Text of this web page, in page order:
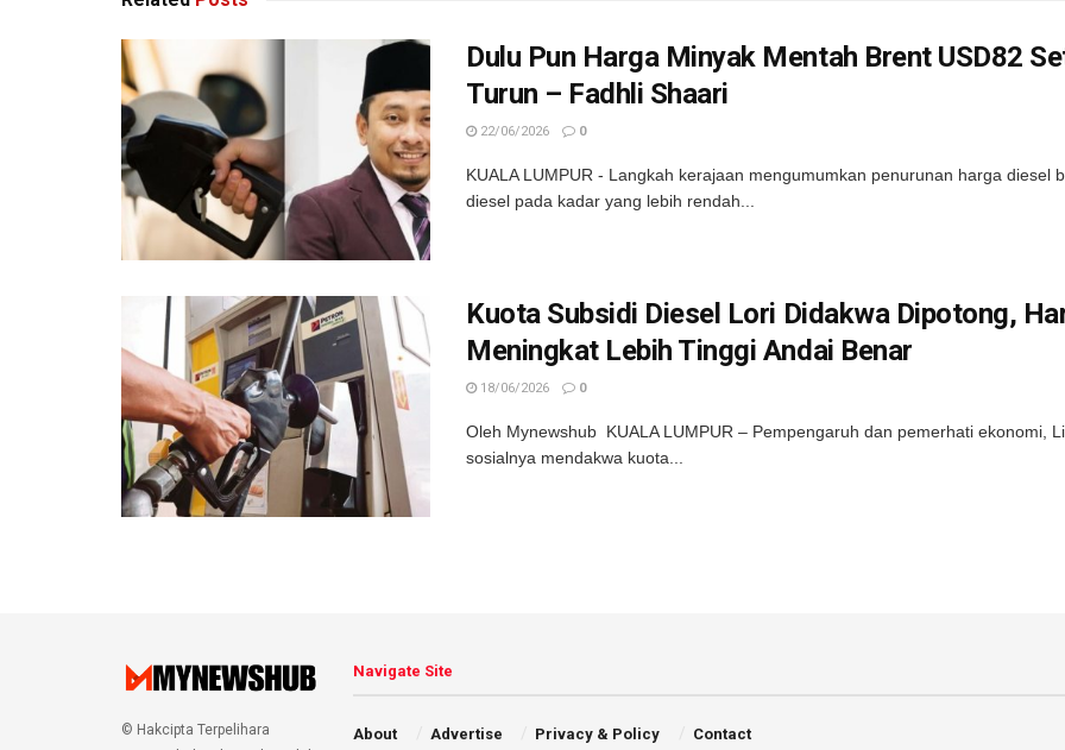
Dulu Pun Harga Minyak Mentah Brent USD82
Turun – Fadhli Shaari
22/06/2026 0
KUALA LUMPUR - Langkah kerajaan mengumumkan penurunan harga diesel
diesel pada kadar yang lebih rendah...
Kuota Subsidi Diesel Lori Didakwa Dipotong,
Meningkat Lebih Tinggi Andai Benar
18/06/2026 0
Oleh Mynewshub KUALA LUMPUR – Pempengaruh dan pemerhati ekonomi,
sosialnya mendakwa kuota...
© Hakcipta Terpelihara
Navigate Site
About Advertise Privacy & Policy Contact